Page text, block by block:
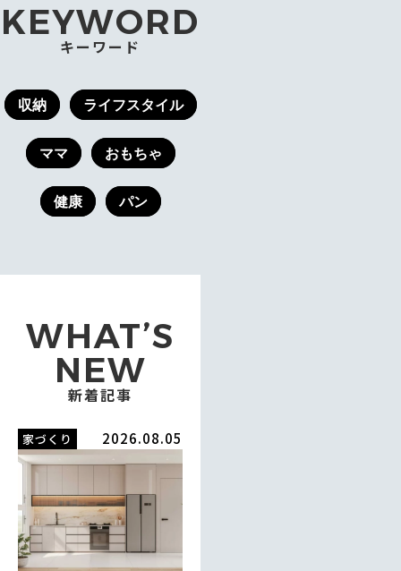
KEYWORD
キーワード
収納 ライフスタイル
ママ おもちゃ
健康 パン
WHAT’S
NEW
新着記事
家づくり 2026.08.05